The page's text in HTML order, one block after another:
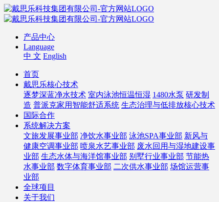
产品中心
Language
中 文 English
首页
戴思乐核心技术
逐梦深蓝净水技术 室内泳池恒温恒湿 1480水泵 研发制
造 普派克家用智能舒适系统 生态治理与低排放核心技术
国际合作
系统解决方案
文旅发展事业部 净饮水事业部 泳池SPA事业部 新风与
健康空调事业部 喷泉水艺事业部 废水回用与湿地建设事
业部 生态水体与海洋馆事业部 别墅行业事业部 节能热
水事业部 数字体育事业部 二次供水事业部 场馆运营事
业部
全球项目
关于我们